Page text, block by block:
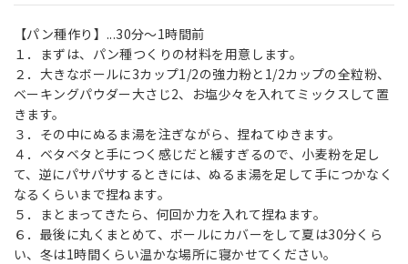
【パン種作り】...30分～1時間前
１．まずは、パン種つくりの材料を用意します。
２．大きなボールに3カップ1/2の強力粉と1/2カップの全粒粉、
ベーキングパウダー大さじ2、お塩少々を入れてミックスして置
きます。
３．その中にぬるま湯を注ぎながら、捏ねてゆきます。
４．ベタベタと手につく感じだと緩すぎるので、小麦粉を足し
て、逆にパサパサするときには、ぬるま湯を足して手につかなく
なるくらいまで捏ねます。
５．まとまってきたら、何回か力を入れて捏ねます。
６．最後に丸くまとめて、ボールにカバーをして夏は30分くら
い、冬は1時間くらい温かな場所に寝かせてください。